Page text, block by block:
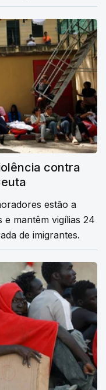
contra
estão a
mantêm vigílias 24
de imigrantes.